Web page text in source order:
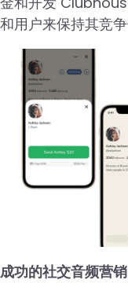
和用户来保持其竞争
成功的社交音频营